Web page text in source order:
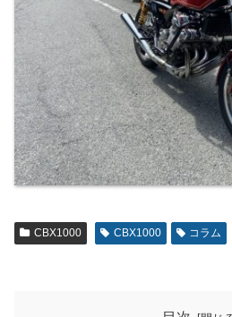
CBX1000 CBX1000 コラム